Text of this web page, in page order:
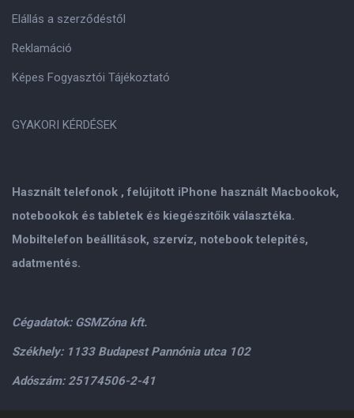
Használt telefonok , felújitott iPhone használt Macbookok,
notebookok és tabletek és kiegészitőik választéka.
Mobiltelefon beállitások, szervíz, notebook telepités,
adatmentés.
Cégadatok: GSMZóna kft.
Székhely: 1133 Budapest Pannónia utca 102
Adószám: 25174506-2-41
Elállás a szerződéstől
Reklamáció
Képes Fogyasztói Tájékoztató
GYAKORI KÉRDÉSEK